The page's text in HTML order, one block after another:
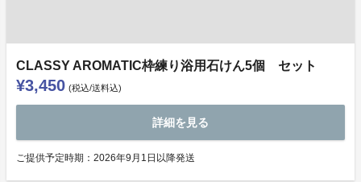
CLASSY AROMATIC枠練り浴用石けん5個 セット
¥3,450 (税込/送料込)
詳細を見る
ご提供予定時期：2026年9月1日以降発送